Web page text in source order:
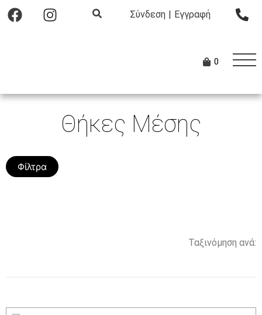
Σύνδεση | Εγγραφή
0
Θήκες Μέσης
Φίλτρα
Ταξινόμηση ανά: